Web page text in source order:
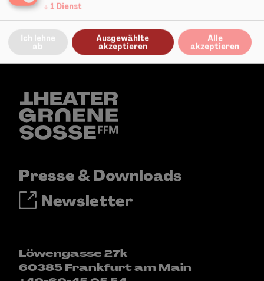
Presse & Downloads
Newsletter
Löwengasse 27k
60385 Frankfurt am Main
↓ 1 Dienst
Ich lehne
ab
Ausgewählte
akzeptieren
Alle
akzeptieren